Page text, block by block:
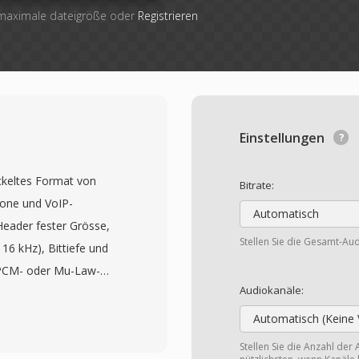
dateigröße oder Registrieren
Einstellungen
Bitrate:
Automatisch
Stellen Sie die Gesamt-
Audiokanäle:
Automatisch (Keine
Stellen Sie die Anzahl der
Format von
und VoIP-
fester Grösse,
kHz), Bittiefe und
oder Mu-Law-